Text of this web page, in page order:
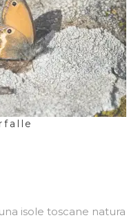
isole toscane natura